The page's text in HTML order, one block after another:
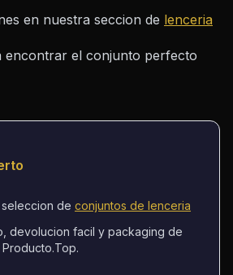
en nuestra seccion de lenceria
encontrar el conjunto perfecto
de conjuntos de lenceria
devolucion facil y packaging de